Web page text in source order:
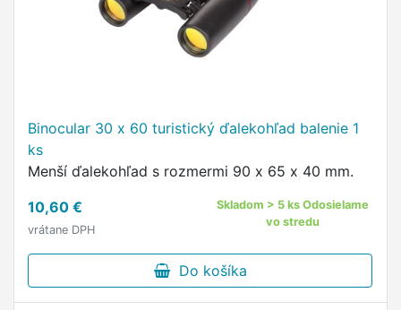
Binocular 30 x 60 turistický ďalekohľad balenie 1
ks
Menší ďalekohľad s rozmermi 90 x 65 x 40 mm.
10,60 €
vrátane DPH
Skladom > 5 ks Odosielame
vo stredu
Do košíka